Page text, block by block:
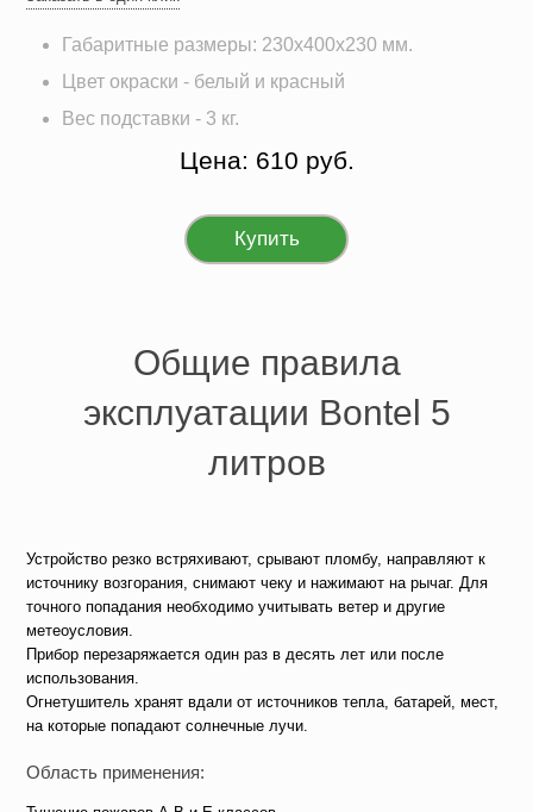
Габаритные размеры: 230х400х230 мм.
Цвет окраски - белый и красный
Вес подставки - 3 кг.
Цена: 610 руб.
Купить
Общие правила
эксплуатации Bontel 5
литров
Устройство резко встряхивают, срывают пломбу, направляют к
источнику возгорания, снимают чеку и нажимают на рычаг. Для
точного попадания необходимо учитывать ветер и другие
метеоусловия.
Прибор перезаряжается один раз в десять лет или после
использования.
Огнетушитель хранят вдали от источников тепла, батарей, мест,
на которые попадают солнечные лучи.
Область применения: